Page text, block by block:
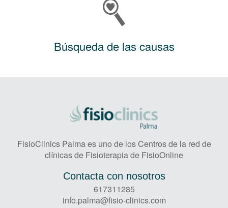
Búsqueda de las causas
FisioClinics Palma es uno de los Centros de la red de
clínicas de Fisioterapia de FisioOnline
Contacta con nosotros
617311285
info.palma@fisio-clinics.com